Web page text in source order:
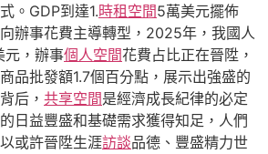
。GDP到達1.時租空間5萬美元擺佈
辦事花費主導轉型，2025年，我國人
元，辦事個人空間花費占比正在晉陞，
品批發額1.7個百分點，展示出強盛的
后， 共享空間是經濟成長紀律的必定
日益豐盛和基礎需求獲得知足，人們
或許晉陞生涯訪談品德、豐盛精力世